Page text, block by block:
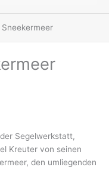
Segelwerkstatt,
Kreuter von seinen
den umliegenden